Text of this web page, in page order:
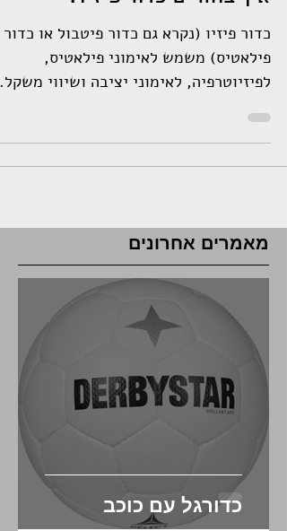
איך בוחרים כדור פיזיו?
כדור פיזיו (נקרא גם כדור פיטבול או כדור
פילאטיס) משמש לאימוני פילאטיס,
מאמרים אחרונים